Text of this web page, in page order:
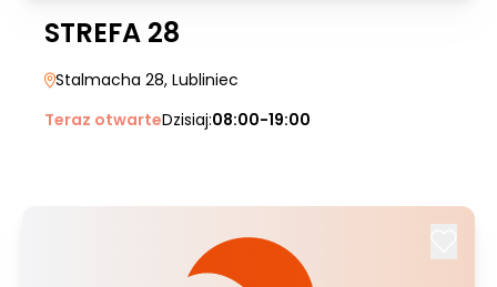
STREFA 28
Stalmacha 28, Lubliniec
Teraz otwarteDzisiaj:08:00-19:00